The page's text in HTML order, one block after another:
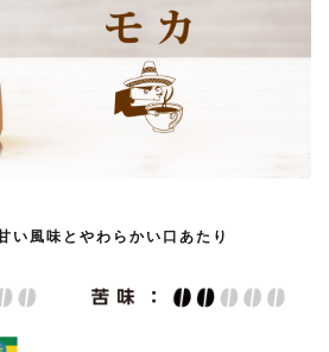
い風味とやわらかい口あたり